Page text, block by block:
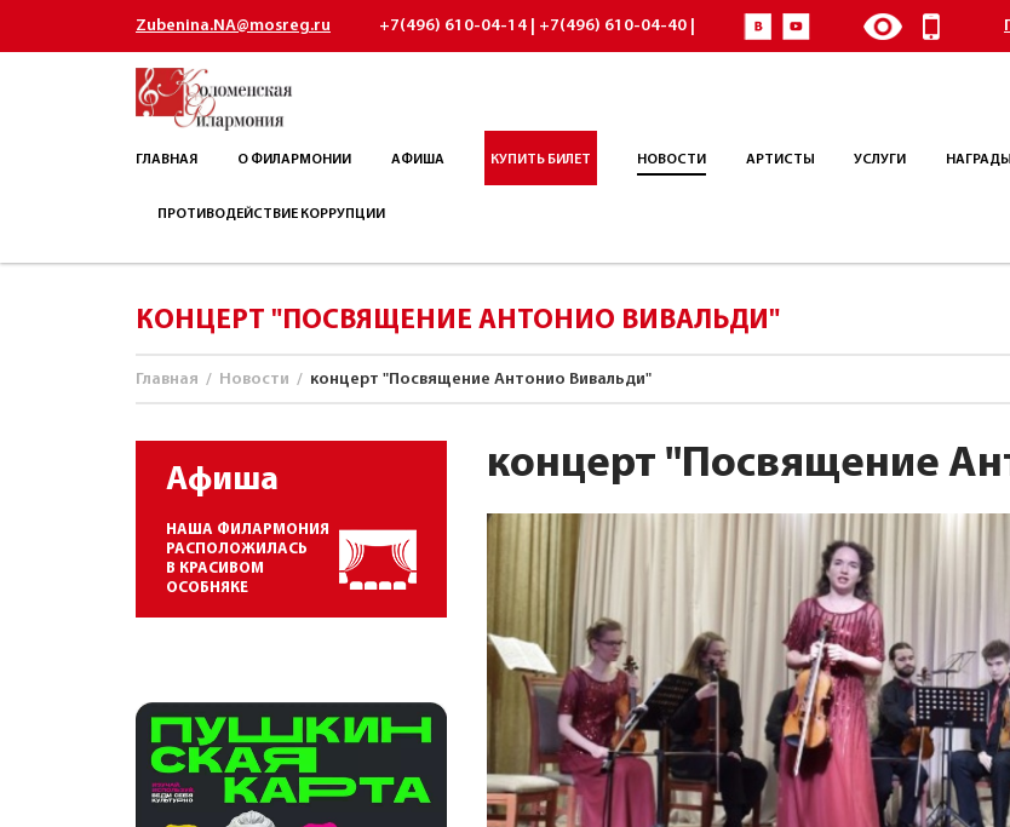
Zubenina.NA@mosreg.ru +7(496) 610-04-14 | +7(496) 610-04-40 |
ГЛАВНАЯ О ФИЛАРМОНИИ АФИША КУПИТЬ БИЛЕТ НОВОСТИ АРТИСТЫ УСЛУГИ НАГРАДЫ
ПРОТИВОДЕЙСТВИЕ КОРРУПЦИИ
КОНЦЕРТ "ПОСВЯЩЕНИЕ АНТОНИО ВИВАЛЬДИ"
Главная / Новости / концерт "Посвящение Антонио Вивальди"
концерт "Посвящение
Афиша
НАША ФИЛАРМОНИЯ
РАСПОЛОЖИЛАСЬ
В КРАСИВОМ
ОСОБНЯКЕ